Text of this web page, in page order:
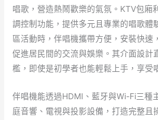
唱歌，營造熱鬧歡樂的氣氛。KTV包廂
調控制功能，提供多元且專業的唱歌體
區活動時，伴唱機攜帶方便，安裝快速
促進居民間的交流與娛樂。其介面設計
檻，即使是初學者也能輕鬆上手，享受
伴唱機能透過HDMI、藍牙與Wi-Fi三種
庭音響、電視與投影設備，打造完整且